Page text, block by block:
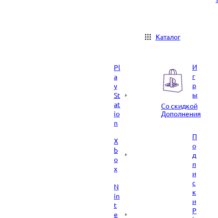
Каталог
Pl
a
y
St
at
io
n
X
b
o
x
N
in
t
e
И
г
р
ы
Со скидкой
Дополнения
П
о
д
п
и
с
к
и
P